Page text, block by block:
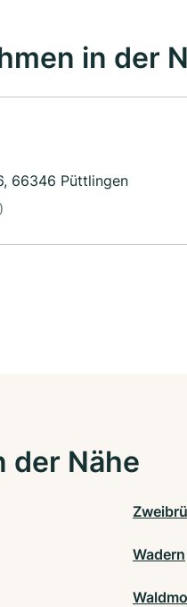
in der
66346 Püttlingen
der Nähe
Wadern